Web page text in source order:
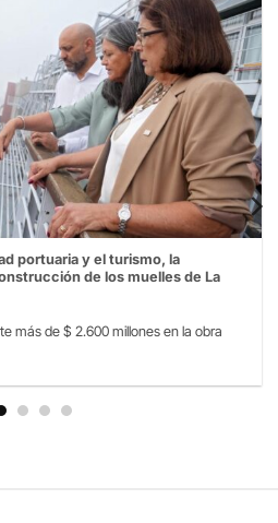
portuaria y el turismo, la
de los muelles de La
más de $ 2.600 millones en la obra